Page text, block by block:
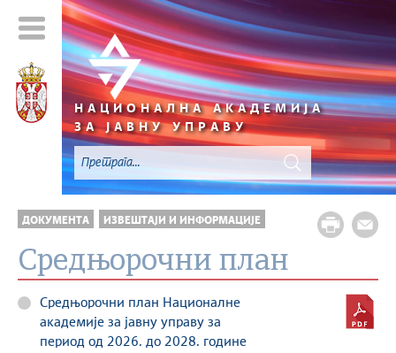
НАЦИОНАЛНА АКАДЕМИЈА
ЗА ЈАВНУ УПРАВУ
ДОКУМЕНТА ИЗВЕШТАЈИ И ИНФОРМАЦИЈЕ
Средњорочни план
Средњорочни план Националне
академије за јавну управу за
период од 2026. до 2028. године